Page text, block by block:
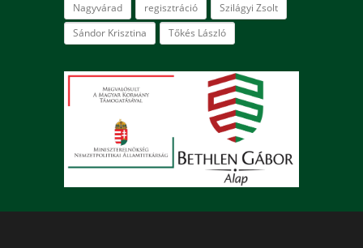
Nagyvárad
regisztráció
Szilágyi Zsolt
Sándor Krisztina
Tőkés László